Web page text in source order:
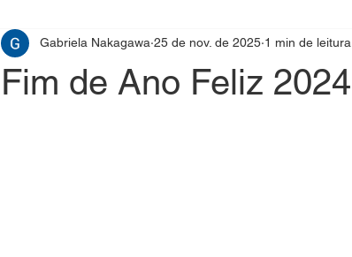
Fim de Ano Feliz 2024
Gabriela Nakagawa 25 de nov. de 2025 1 min de leitura